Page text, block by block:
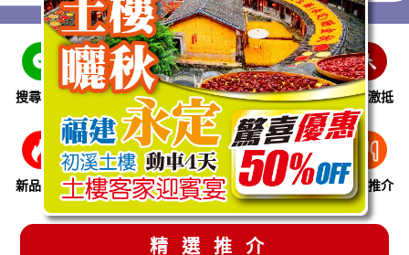
搜尋線路 跨省巴士 即時特惠 休閒娛樂 會員激抵
新品推介 季節限定 溫泉養生 買一送一 美食推介
精選推介